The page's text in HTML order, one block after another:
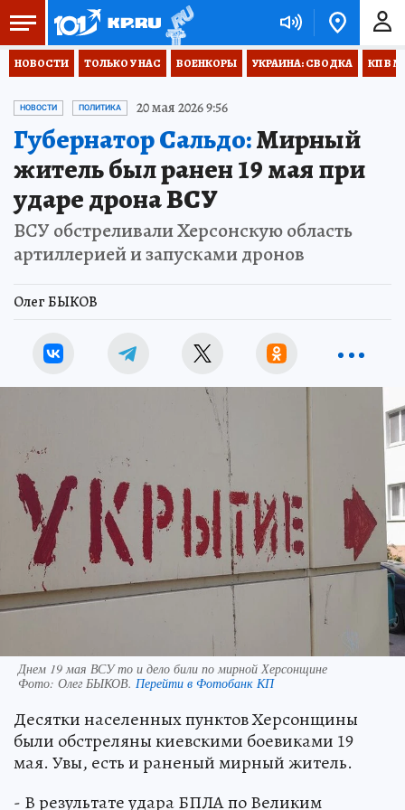
НОВОСТИ ТОЛЬКО У НАС ВОЕНКОРЫ УКРАИНА: СВОДКА КП В
НОВОСТИ ПОЛИТИКА 20 мая 2026 9:56
Губернатор Сальдо:Мирный
житель был ранен 19 мая при
ударе дрона ВСУ
ВСУ обстреливали Херсонскую область
артиллерией и запусками дронов
Олег БЫКОВ
Днем 19 мая ВСУ то и дело били по мирной Херсонщине
Фото: Олег БЫКОВ. Перейти в Фотобанк КП
Десятки населенных пунктов Херсонщины
были обстреляны киевскими боевиками 19
мая. Увы, есть и раненый мирный житель.
- В результате удара БПЛА по Великим